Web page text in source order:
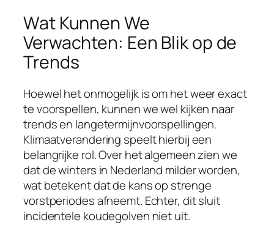
Wat Kunnen We
Verwachten: Een Blik op de
Trends
Hoewel het onmogelijk is om het weer exact
te voorspellen, kunnen we wel kijken naar
trends en langetermijnvoorspellingen.
Klimaatverandering speelt hierbij een
belangrijke rol. Over het algemeen zien we
dat de winters in Nederland milder worden,
wat betekent dat de kans op strenge
vorstperiodes afneemt. Echter, dit sluit
incidentele koudegolven niet uit.